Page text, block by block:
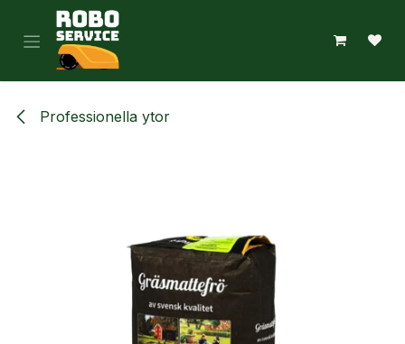
Hoppa till innehåll
Professionella ytor